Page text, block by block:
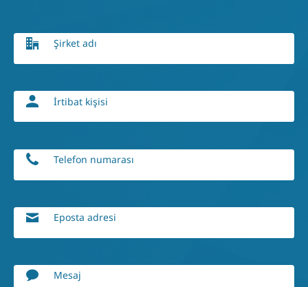
Şirket adı
İrtibat kişisi
Telefon numarası
Eposta adresi
Mesaj